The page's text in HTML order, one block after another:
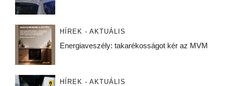
HÍREK - AKTUÁLIS
Energiaveszély: takarékosságot kér az MVM
HÍREK - AKTUÁLIS